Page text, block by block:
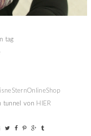
tag
tunnel von HIER